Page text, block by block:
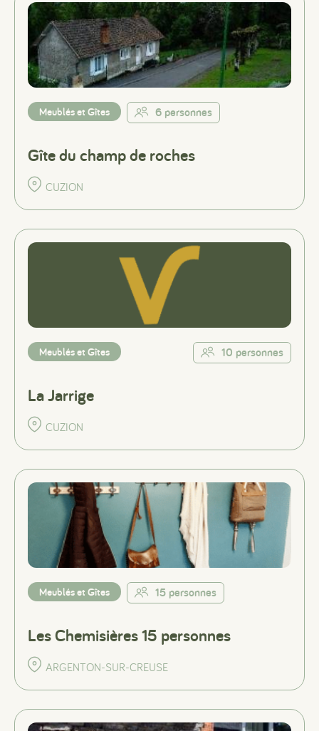
Meublés et Gîtes 6 personnes
Gîte du champ de roches
CUZION
Meublés et Gîtes 10 personnes
La Jarrige
CUZION
Meublés et Gîtes 15 personnes
Les Chemisières 15 personnes
ARGENTON-SUR-CREUSE